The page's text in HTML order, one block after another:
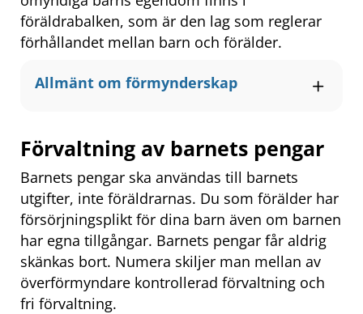
föräldrabalken, som är den lag som reglerar
förhållandet mellan barn och förälder.
Allmänt om förmynderskap
Förvaltning av barnets pengar
Barnets pengar ska användas till barnets
utgifter, inte föräldrarnas. Du som förälder har
försörjningsplikt för dina barn även om barnen
har egna tillgångar. Barnets pengar får aldrig
skänkas bort. Numera skiljer man mellan av
överförmyndare kontrollerad förvaltning och
fri förvaltning.